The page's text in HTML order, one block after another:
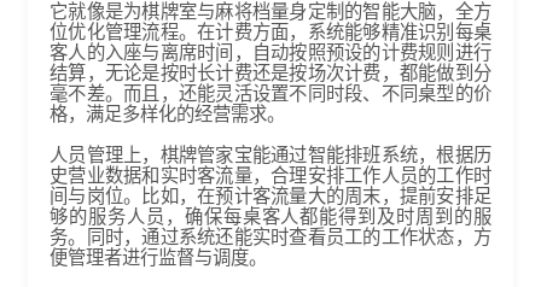
它就像是为棋牌室与麻将档量身定制的智能大脑，全方
位优化管理流程。在计费方面，系统能够精准识别每桌
客人的入座与离席时间，自动按照预设的计费规则进行
结算，无论是按时长计费还是按场次计费，都能做到分
毫不差。而且，还能灵活设置不同时段、不同桌型的价
格，满足多样化的经营需求。​
人员管理上，棋牌管家宝能通过智能排班系统，根据历
史营业数据和实时客流量，合理安排工作人员的工作时
间与岗位。比如，在预计客流量大的周末，提前安排足
够的服务人员，确保每桌客人都能得到及时周到的服
务。同时，通过系统还能实时查看员工的工作状态，方
便管理者进行监督与调度。​